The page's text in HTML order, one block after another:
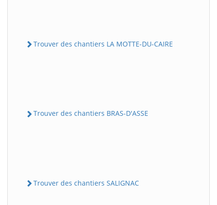
Trouver des chantiers LA MOTTE-DU-CAIRE
Trouver des chantiers BRAS-D'ASSE
Trouver des chantiers SALIGNAC